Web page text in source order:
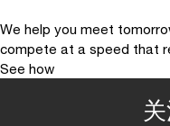
We help you meet
compete at a speed that
See how